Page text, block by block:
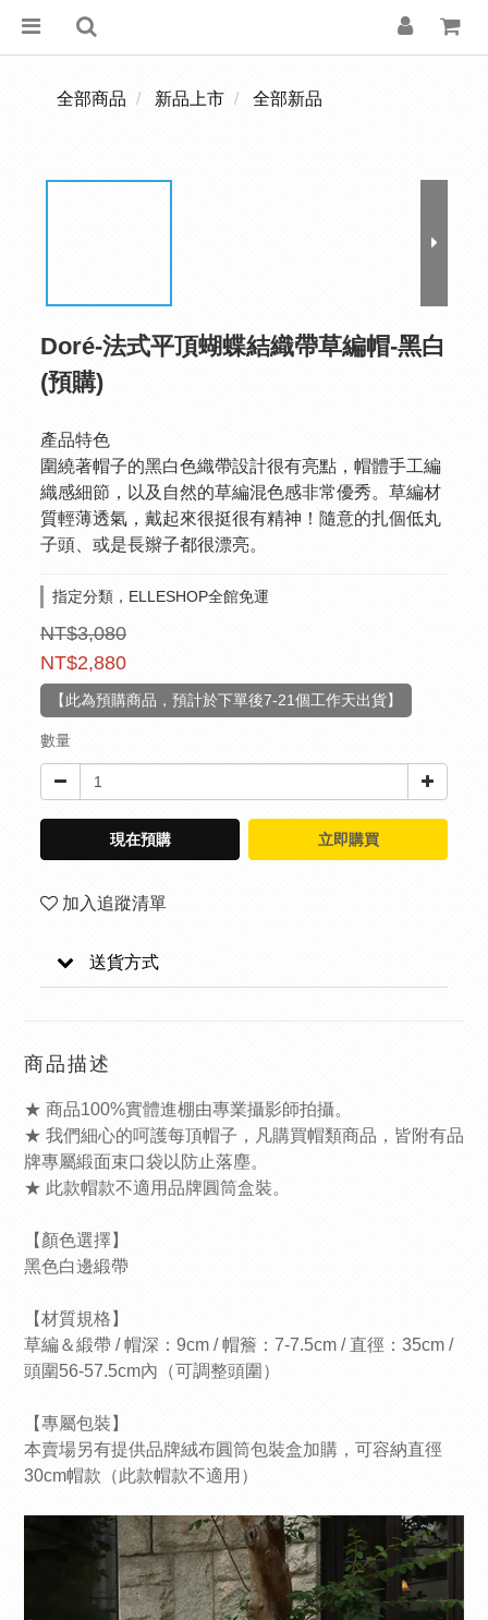
全部商品 新品上市 全部新品
Doré-法式平頂蝴蝶結織帶草編帽-黑白
(預購)
產品特色
圍繞著帽子的黑白色織帶設計很有亮點，帽體手工編
織感細節，以及自然的草編混色感非常優秀。草編材
質輕薄透氣，戴起來很挺很有精神！隨意的扎個低丸
子頭、或是長辮子都很漂亮。
指定分類，ELLESHOP全館免運
NT$3,080
NT$2,880
【此為預購商品，預計於下單後7-21個工作天出貨】
數量
現在預購 立即購買
加入追蹤清單
送貨方式
商品描述
★ 商品100%實體進棚由專業攝影師拍攝。
★ 我們細心的呵護每頂帽子，凡購買帽類商品，皆附有品
牌專屬緞面束口袋以防止落塵。
★ 此款帽款不適用品牌圓筒盒裝。
【顏色選擇】
黑色白邊緞帶
【材質規格】
草編＆緞帶 / 帽深：9cm / 帽簷：7-7.5cm / 直徑：35cm /
頭圍56-57.5cm內（可調整頭圍）
【專屬包裝】
本賣場另有提供品牌絨布圓筒包裝盒加購，可容納直徑
30cm帽款（此款帽款不適用）